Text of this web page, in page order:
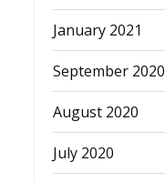
January 2021
September 2020
August 2020
July 2020